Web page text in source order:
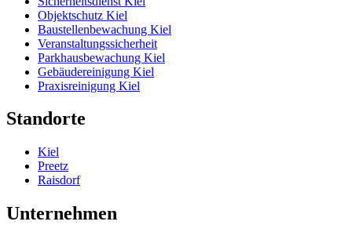
Objektschutz Kiel
Baustellenbewachung Kiel
Veranstaltungssicherheit
Parkhausbewachung Kiel
Gebäudereinigung Kiel
Praxisreinigung Kiel
Standorte
Kiel
Preetz
Raisdorf
Unternehmen